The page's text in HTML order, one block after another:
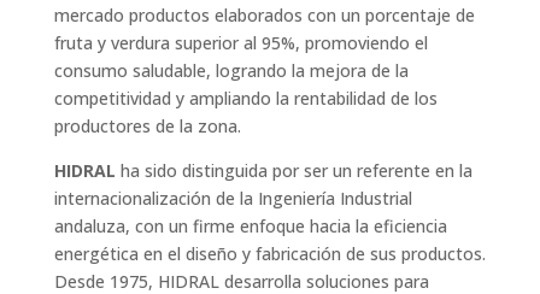
mercado productos elaborados con un porcentaje de
fruta y verdura superior al 95%, promoviendo el
consumo saludable, logrando la mejora de la
competitividad y ampliando la rentabilidad de los
productores de la zona.
HIDRAL ha sido distinguida por ser un referente en la
internacionalización de la Ingeniería Industrial
andaluza, con un firme enfoque hacia la eficiencia
energética en el diseño y fabricación de sus productos.
Desde 1975, HIDRAL desarrolla soluciones para